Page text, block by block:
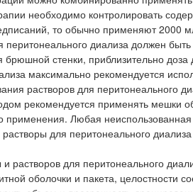
необходимо контролировать
то обычно применяют 2000
диализа должен
стенки, приблизительно
максимально рекомендуется
растворов для перитонеального
рекомендуется применять мешки
применения. Любая неиспользованная
для перитонеального
для перитонеального
оболочки и пакета, целостности